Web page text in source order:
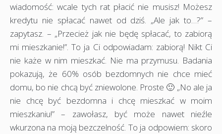
wiadomość: wcale tych rat płacić nie musisz! Możesz
kredytu nie spłacać nawet od dziś. „Ale jak to…?” –
zapytasz. – „Przecież jak nie będę spłacać, to zabiorą
mi mieszkanie!”. To ja Ci odpowiadam: zabiorą! Nikt Ci
nie każe w nim mieszkać. Nie ma przymusu. Badania
pokazują, że 60% osób bezdomnych nie chce mieć
domu, bo nie chcą być zniewolone. Proste 🙂 „No ale ja
nie chcę być bezdomna i chcę mieszkać w moim
mieszkaniu!” – zawołasz, być może nawet nieźle
wkurzona na moją bezczelność. To ja odpowiem: skoro